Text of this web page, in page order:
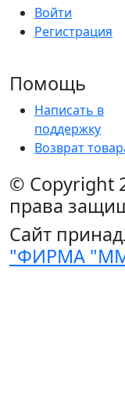
Войти
Регистрация
Помощь
Написать в
поддержку
Возврат
© Copyright
права
Сайт
"ФИРМА